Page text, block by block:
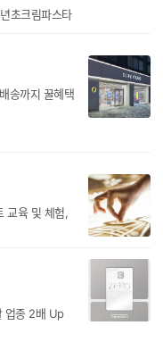
초크림파스타
송까지 꿀혜택
교육 및 체험,
업종 2배 Up